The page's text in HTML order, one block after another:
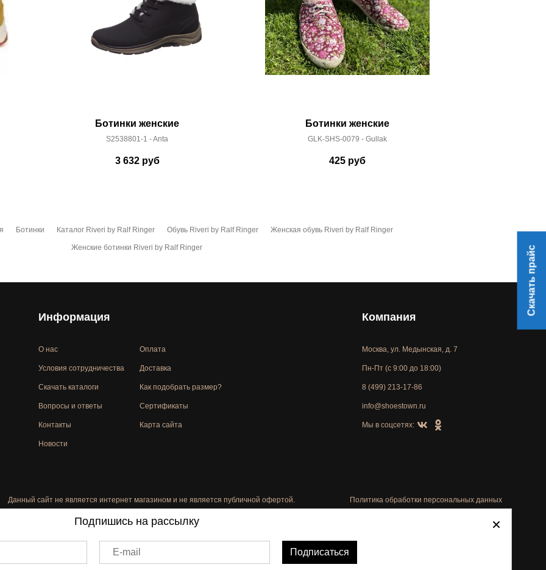
Ботинки женские
S2538801-1 - Anta
3 632руб
Ботинки женские
GLK-SHS-0079 - Gullak
425 руб
Ботинки Каталог Riveri by Ralf Ringer Обувь Riveri by Ralf Ringer Женская обувь Riveri by Ralf Ringer
Женские ботинки Riveri by Ralf Ringer
Информация
О нас
Условия сотрудничества
Скачать каталоги
Вопросы и ответы
Контакты
Новости
Оплата
Доставка
Как подобрать размер?
Сертификаты
Карта сайта
Компания
Москва, ул. Медынская, д. 7
Пн-Пт (с 9:00 до 18:00)
8 (499) 213-17-86
info@shoestown.ru
Мы в соцсетях:
Данный сайт не является интернет магазином и не является публичной офертой. Политика обработки персональных данных
Автоматизировано -
Скачать прайс
Подпишись на рассылку
E-mail Подписаться